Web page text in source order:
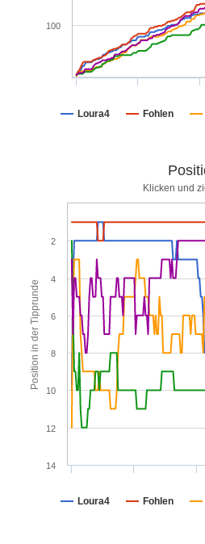
Loura4 Fohlen
100
Position in der Tipprunde
Klicken und
Loura4 Fohlen
2
4
6
8
10
12
14